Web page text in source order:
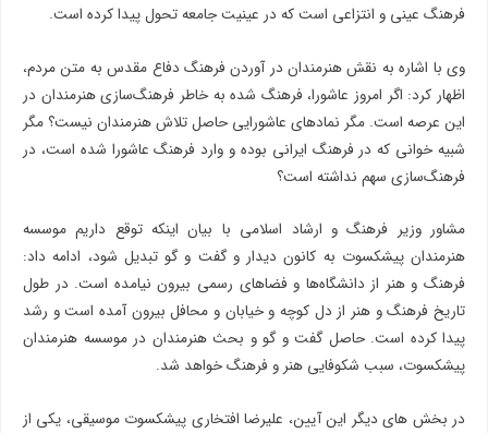
فرهنگ عینی و انتزاعی است که در عینیت جامعه تحول پیدا کرده است.
وی با اشاره به نقش هنرمندان در آوردن فرهنگ دفاع مقدس به متن مردم،
اظهار کرد: اگر امروز عاشورا، فرهنگ شده به خاطر فرهنگ‌سازی هنرمندان در
این عرصه است. مگر نمادهای عاشورایی حاصل تلاش هنرمندان نیست؟ مگر
شبیه خوانی که در فرهنگ ایرانی بوده و وارد فرهنگ عاشورا شده است، در
فرهنگ‌سازی سهم نداشته است؟
مشاور وزیر فرهنگ و ارشاد اسلامی با بیان اینکه توقع داریم موسسه
هنرمندان پیشکسوت به کانون دیدار و گفت و گو تبدیل شود، ادامه داد:
فرهنگ و هنر از دانشگاه‌ها و فضاهای رسمی بیرون نیامده است. در طول
تاریخ فرهنگ و هنر از دل کوچه و خیابان و محافل بیرون آمده است و رشد
پیدا کرده است. حاصل گفت و گو و بحث هنرمندان در موسسه هنرمندان
پیشکسوت، سبب شکوفایی هنر و فرهنگ خواهد شد.
در بخش های دیگر این آیین، علیرضا افتخاری پیشکسوت موسیقی، یکی از